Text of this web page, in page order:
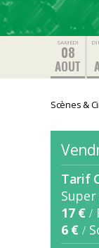
SAMEDI
08
AOUT
Scènes &
Tarif
17 € /
6 € /